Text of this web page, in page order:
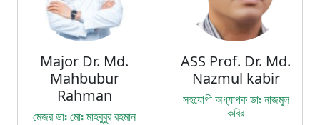
Major Dr. Md.
Mahbubur
Rahman
মেজর ডাঃ মোঃ মাহবুবুর রহমান
ASS Prof. Dr. Md.
Nazmul kabir
সহযোগী অধ্যাপক ডাঃ নাজমুল
কবির